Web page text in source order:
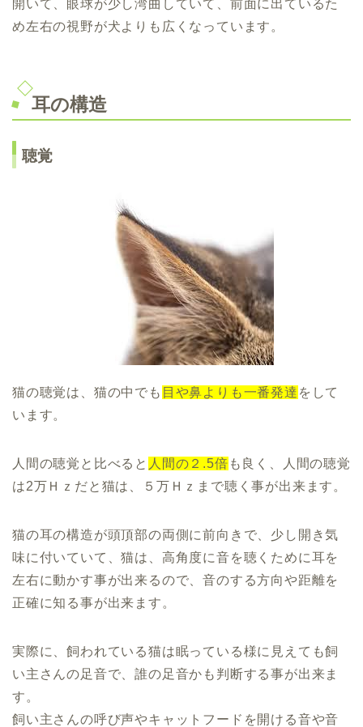
開いて、眼球が少し湾曲していて、前面に出ているた
め左右の視野が犬よりも広くなっています。
耳の構造
聴覚
猫の聴覚は、猫の中でも 目や鼻よりも一番発達 をして
います。
人間の聴覚と比べると 人間の２.5倍 も良く、人間の聴覚
は2万Ｈｚだと猫は、５万Ｈｚまで聴く事が出来ます。
猫の耳の構造が頭頂部の両側に前向きで、少し開き気
味に付いていて、猫は、高角度に音を聴くために耳を
左右に動かす事が出来るので、音のする方向や距離を
正確に知る事が出来ます。
実際に、飼われている猫は眠っている様に見えても飼
い主さんの足音で、誰の足音かも判断する事が出来ま
す。
飼い主さんの呼び声やキャットフードを開ける音や音